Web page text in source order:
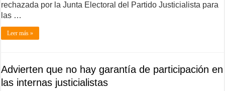
rechazada por la Junta Electoral del Partido Justicialista para
las …
Leer más »
Advierten que no hay garantía de participación en
las internas justicialistas